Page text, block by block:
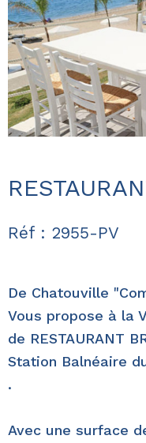
Réf : 2955-PV
De Chatouville
Vous propose à la
de RESTAURANT
Station Balnéaire
.
Avec une surface